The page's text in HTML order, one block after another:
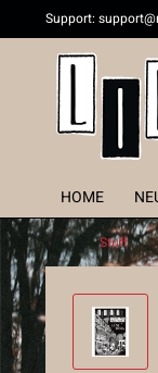
Support:
HOME
Stuff